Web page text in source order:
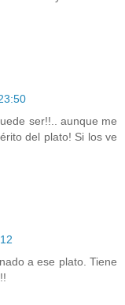
ser!!.. aunque me
del plato! Si los ve
a ese plato. Tiene